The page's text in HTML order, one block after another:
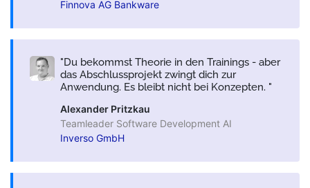
Finnova AG Bankware
Du bekommst Theorie in den Trainings - aber
das Abschlussprojekt zwingt dich zur
Anwendung. Es bleibt nicht bei Konzepten.
Alexander Pritzkau
Teamleader Software Development AI
Inverso GmbH